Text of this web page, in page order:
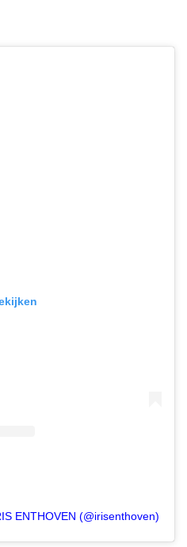
ENTHOVEN (@irisenthoven)